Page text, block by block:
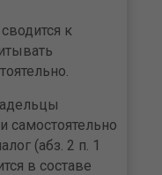
к
самостоятельно
(абз. 2 п. 1
в составе